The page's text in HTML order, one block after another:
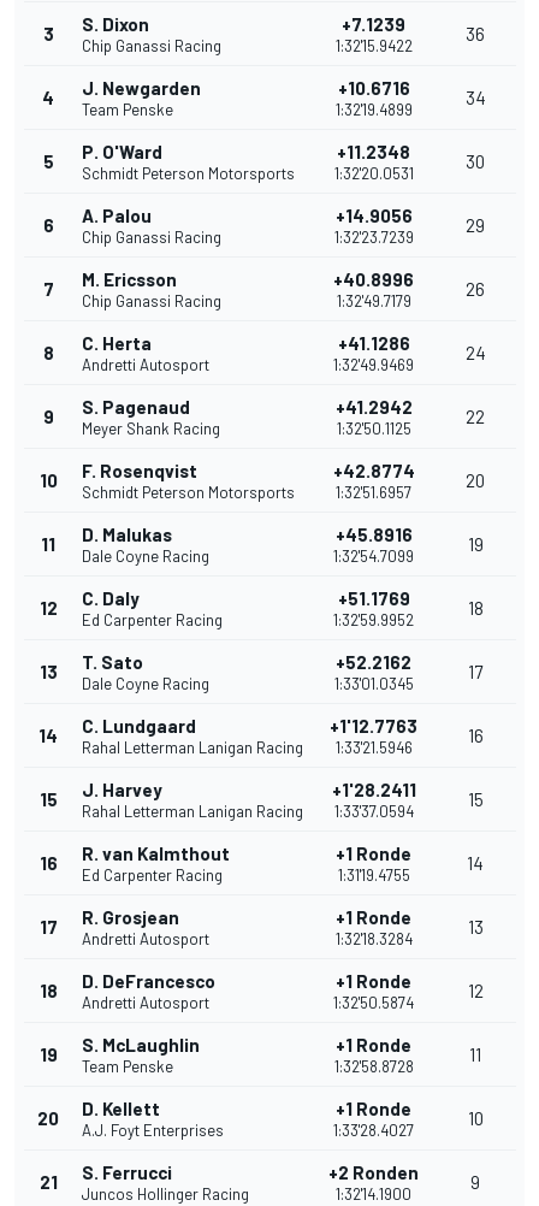
3 S. Dixon
Chip Ganassi Racing
+7.1239
1:32'15.9422
36
4 J. Newgarden
Team Penske
+10.6716
1:32'19.4899
34
5 P. O'Ward
Schmidt Peterson Motorsports
+11.2348
1:32'20.0531
30
6 A. Palou
Chip Ganassi Racing
+14.9056
1:32'23.7239
29
7 M. Ericsson
Chip Ganassi Racing
+40.8996
1:32'49.7179
26
8 C. Herta
Andretti Autosport
+41.1286
1:32'49.9469
24
9 S. Pagenaud
Meyer Shank Racing
+41.2942
1:32'50.1125
22
10 F. Rosenqvist
Schmidt Peterson Motorsports
+42.8774
1:32'51.6957
20
11 D. Malukas
Dale Coyne Racing
+45.8916
1:32'54.7099
19
12 C. Daly
Ed Carpenter Racing
+51.1769
1:32'59.9952
18
13 T. Sato
Dale Coyne Racing
+52.2162
1:33'01.0345
17
14 C. Lundgaard
Rahal Letterman Lanigan Racing
+1'12.7763
1:33'21.5946
16
15 J. Harvey
Rahal Letterman Lanigan Racing
+1'28.2411
1:33'37.0594
15
16 R. van Kalmthout
Ed Carpenter Racing
+1 Ronde
1:31'19.4755
14
17 R. Grosjean
Andretti Autosport
+1 Ronde
1:32'18.3284
13
18 D. DeFrancesco
Andretti Autosport
+1 Ronde
1:32'50.5874
12
19 S. McLaughlin
Team Penske
+1 Ronde
1:32'58.8728
11
20 D. Kellett
A.J. Foyt Enterprises
+1 Ronde
1:33'28.4027
10
21 S. Ferrucci
Juncos Hollinger Racing
+2 Ronden
1:32'14.1900
9